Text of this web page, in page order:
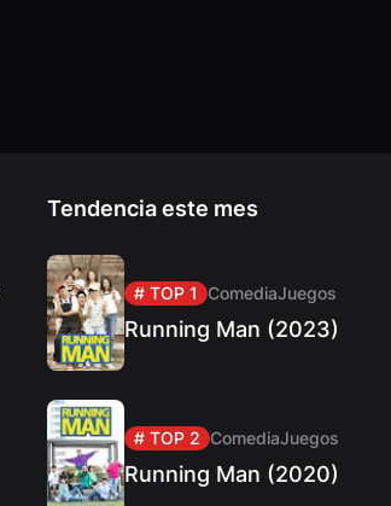
Tendencia este mes
# TOP 1 ComediaJuegos
Running Man (2023)
# TOP 2 ComediaJuegos
Running Man (2020)